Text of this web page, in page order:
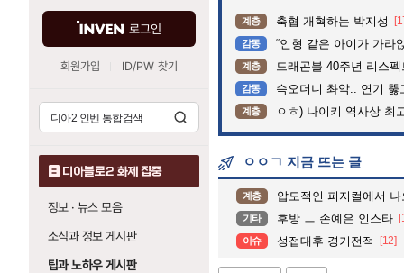
로그인
회원가입 ID/PW 찾기
디아블로2 화제 집중
정보 · 뉴스 모음
소식과 정보 게시판
팁과 노하우 게시판
계층 축협 개혁하는 박지성
감동 “인형 같은 아이가 가라앉는데”…
계층 드래곤볼 40주년 리스
감동 슥오더니 촤악.. 연기 뚫고는 가
계층 ㅇㅎ) 나이키 역사상 최
ㅇㅇㄱ 지금 뜨는 글
계층 압도적인 피지컬에서
기타 후방 ㅡ 손예은 인스타
이슈 성접대후 경기전적 [12]